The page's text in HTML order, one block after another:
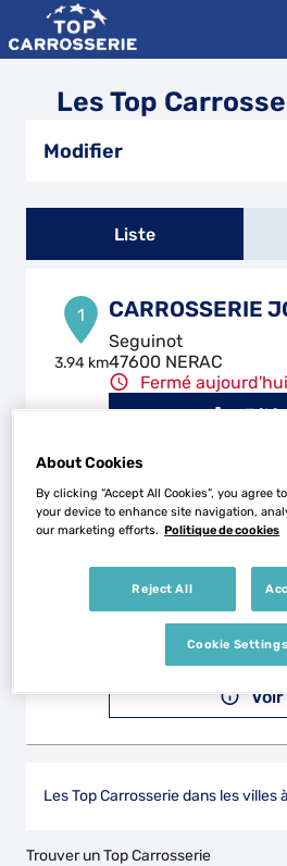
Les Top
Modifier
Liste
1
3.94 km
CARROSSERIE
Seguinot
47600 NERAC
Fermé aujourd'hui
797 Avenue Leon Blum
47000 AGEN
Fermé
Les Top Carrosserie dans les villes
Trouver un Top Carrosserie
About Cookies
By clicking “Accept All Cookies”, you agree
your device to enhance site navigation,
our marketing efforts. Politique de cookies
Reject All
Cookie Settings